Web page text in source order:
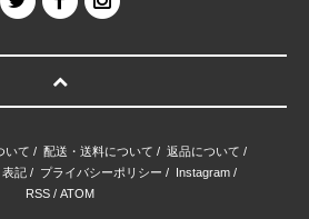
いて / 配送・送料について / 返品について /
表記 / プライバシーポリシー / Instagram /
RSS / ATOM